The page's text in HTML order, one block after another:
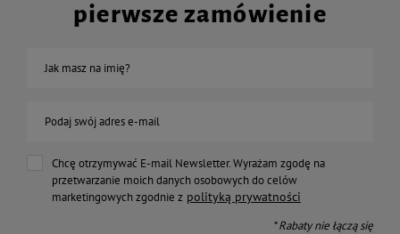
pierwsze zamówienie
Jak masz na imię?
Podaj swój adres e-mail
Chcę otrzymywać E-mail Newsletter. Wyrażam zgodę na
przetwarzanie moich danych osobowych do celów
marketingowych zgodnie z polityką prywatności
* Rabaty nie łączą się